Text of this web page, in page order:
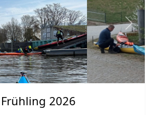
Next
2026